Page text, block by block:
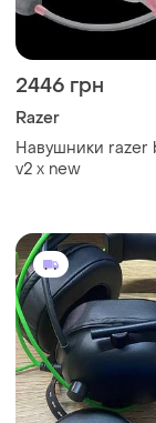
2446 грн
Razer
Навушники razer
v2 x new